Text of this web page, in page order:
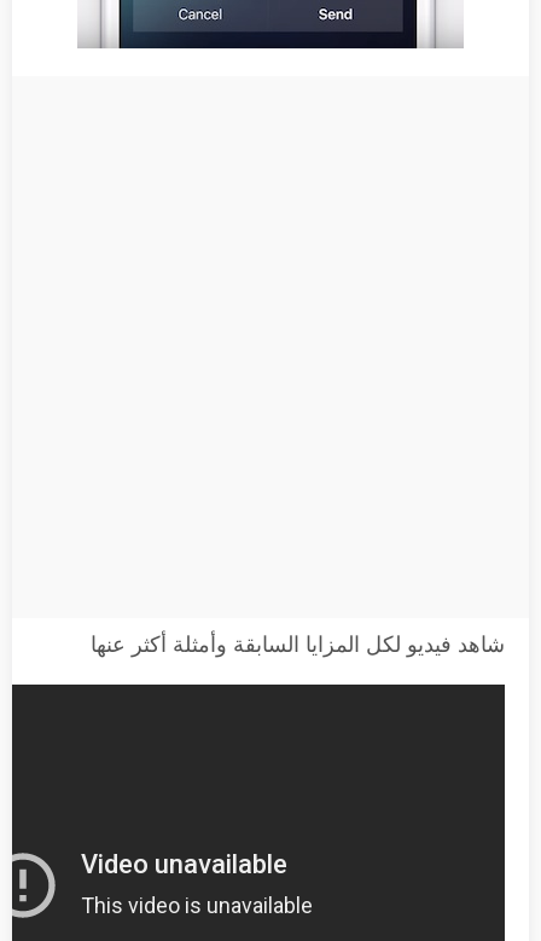
شاهد فيديو لكل المزايا السابقة وأمثلة أكثر عنها